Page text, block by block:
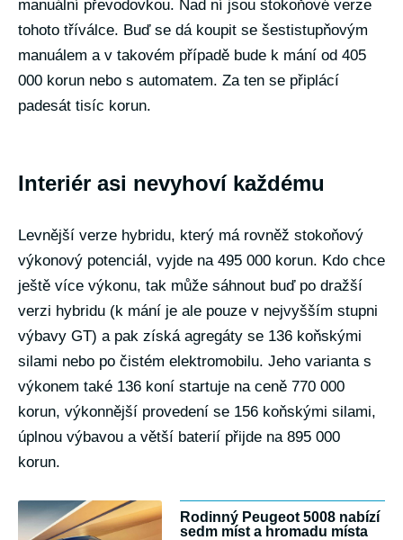
manuální převodovkou. Nad ní jsou stokoňové verze
tohoto tříválce. Buď se dá koupit se šestistupňovým
manuálem a v takovém případě bude k mání od 405
000 korun nebo s automatem. Za ten se připlácí
padesát tisíc korun.
Interiér asi nevyhoví každému
Levnější verze hybridu, který má rovněž stokoňový
výkonový potenciál, vyjde na 495 000 korun. Kdo chce
ještě více výkonu, tak může sáhnout buď po dražší
verzi hybridu (k mání je ale pouze v nejvyšším stupni
výbavy GT) a pak získá agregáty se 136 koňskými
silami nebo po čistém elektromobilu. Jeho varianta s
výkonem také 136 koní startuje na ceně 770 000
korun, výkonnější provedení se 156 koňskými silami,
úplnou výbavou a větší baterií přijde na 895 000
korun.
Rodinný Peugeot 5008 nabízí
sedm míst a hromadu místa